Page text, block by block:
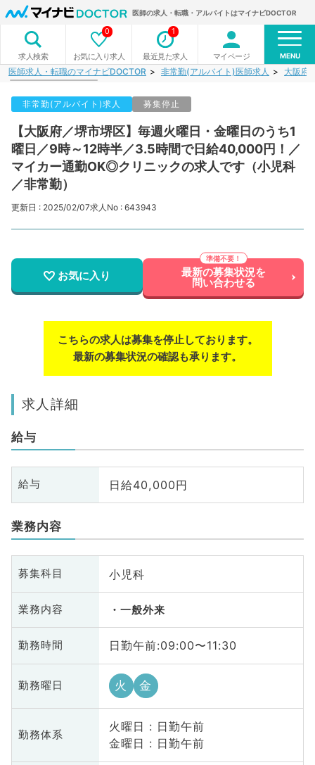
医師の求人・転職・アルバイトはマイナビDOCTOR
求人検索 お気に入り求人
0
最近見た求人
1
マイページ MENU
医師求人・転職のマイナビDOCTOR 非常勤(アルバイト)医師求人 大阪府
非常勤(アルバイト)求人 募集停止
【大阪府／堺市堺区】毎週火曜日・金曜日のうち1
曜日／9時～12時半／3.5時間で日給40,000円！／
マイカー通勤OK◎クリニックの求人です（小児科
／非常勤）
更新日 : 2025/02/07求人No : 643943
お気に入り 最新の募集状況を
問い合わせる
こちらの求人は募集を停止しております。
最新の募集状況の確認も承ります。
求人詳細
給与
給与 日給40,000円
業務内容
募集科目 小児科
業務内容 一般外来
勤務時間 日勤午前:09:00〜11:30
勤務曜日 火 金
勤務体系
火曜日 : 日勤午前
金曜日 : 日勤午前